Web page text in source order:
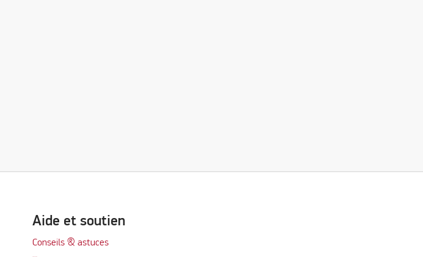
Aide et soutien
Conseils & astuces